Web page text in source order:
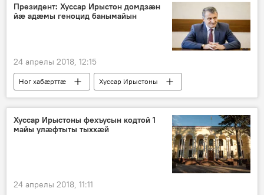
Президент: Хуссар Ирыстон домдзӕн
йӕ адӕмы геноцид банымайын
24 апрелы 2018, 12:15
Ног хабӕрттӕ Хуссар Ирыстоны
Хуссар Ирыстоны фехъусын кодтой 1
майы улæфтыты тыххæй
24 апрелы 2018, 11:11